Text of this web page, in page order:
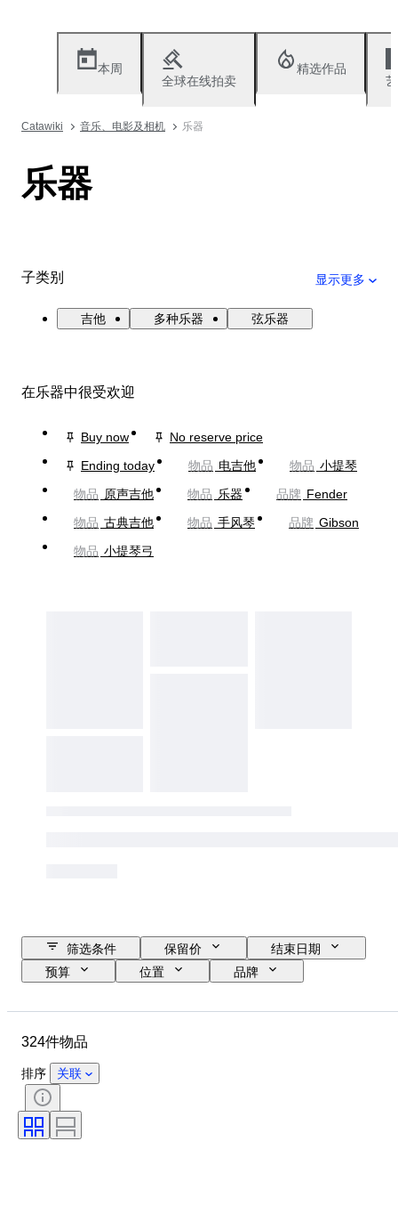
本周
全球在线拍卖
精选作品
Catawiki 音乐、电影及相机 乐器
乐器
子类别 显示更多
吉他 多种乐器 弦乐器
在乐器中很受欢迎
Buy now
No reserve price
Ending today
物品 电吉他 物品 小提琴
物品 原声吉他 物品 乐器 品牌 Fender
物品 古典吉他 物品 手风琴 品牌 Gibson
物品 小提琴弓
筛选条件 保留价
结束日期
预算
位置
品牌
款式
已测试，运转正常
324件物品
排序 关联